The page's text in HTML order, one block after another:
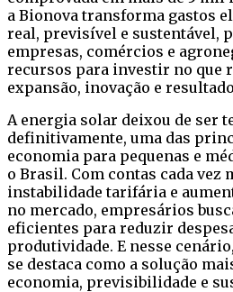
a Bionova transforma gastos
real, previsível e sustentável,
empresas, comércios e
recursos para investir no que
expansão, inovação e
A energia solar deixou de ser
definitivamente, uma das
economia para pequenas e
o Brasil. Com contas cada vez
instabilidade tarifária e
no mercado, empresários
eficientes para reduzir
produtividade. E nesse
se destaca como a solução
economia, previsibilidade e